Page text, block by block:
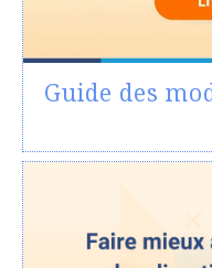
Guide des